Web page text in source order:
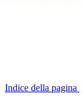
Indice della pagina